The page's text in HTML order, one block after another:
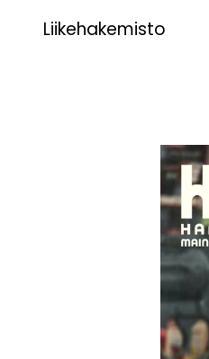
Liikehakemisto